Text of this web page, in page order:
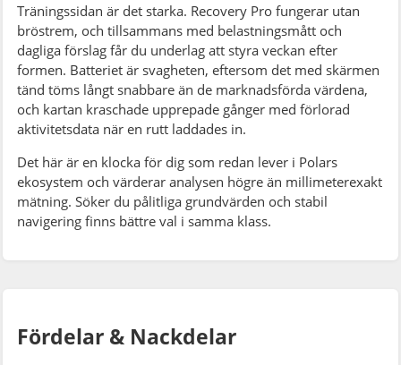
Träningssidan är det starka. Recovery Pro fungerar utan
bröstrem, och tillsammans med belastningsmått och
dagliga förslag får du underlag att styra veckan efter
formen. Batteriet är svagheten, eftersom det med skärmen
tänd töms långt snabbare än de marknadsförda värdena,
och kartan kraschade upprepade gånger med förlorad
aktivitetsdata när en rutt laddades in.
Det här är en klocka för dig som redan lever i Polars
ekosystem och värderar analysen högre än millimeterexakt
mätning. Söker du pålitliga grundvärden och stabil
navigering finns bättre val i samma klass.
Fördelar & Nackdelar